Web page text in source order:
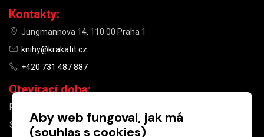
Kontakty:
Jungmannova 14, 110 00 Praha 1
knihy@krakatit.cz
+420 731 487 887
Otevírací doba:
PO–PÁ
SO
10:00–13:00
Aby web fungoval, jak má
(souhlas s cookies)